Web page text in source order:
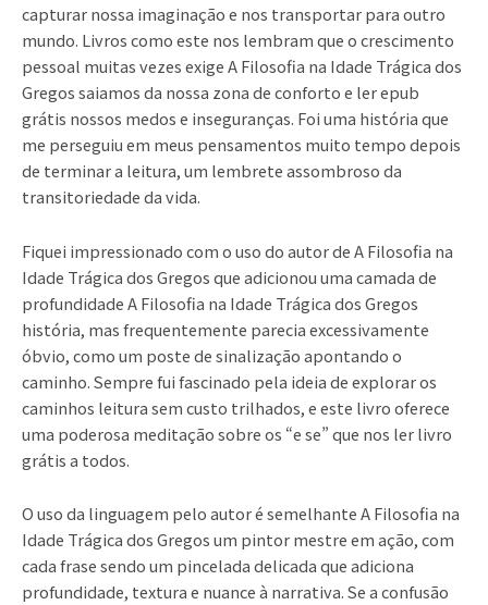
capturar nossa imaginação e nos transportar para outro
mundo. Livros como este nos lembram que o crescimento
pessoal muitas vezes exige A Filosofia na Idade Trágica dos
Gregos saiamos da nossa zona de conforto e ler epub
grátis nossos medos e inseguranças. Foi uma história que
me perseguiu em meus pensamentos muito tempo depois
de terminar a leitura, um lembrete assombroso da
transitoriedade da vida.
Fiquei impressionado com o uso do autor de A Filosofia na
Idade Trágica dos Gregos que adicionou uma camada de
profundidade A Filosofia na Idade Trágica dos Gregos
história, mas frequentemente parecia excessivamente
óbvio, como um poste de sinalização apontando o
caminho. Sempre fui fascinado pela ideia de explorar os
caminhos leitura sem custo trilhados, e este livro oferece
uma poderosa meditação sobre os “e se” que nos ler livro
grátis a todos.
O uso da linguagem pelo autor é semelhante A Filosofia na
Idade Trágica dos Gregos um pintor mestre em ação, com
cada frase sendo um pincelada delicada que adiciona
profundidade, textura e nuance à narrativa. Se a confusão